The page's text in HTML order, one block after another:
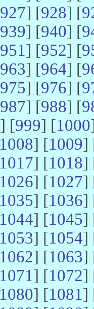
927] [928] [
939] [940] [
951] [952] [
963] [964] [
975] [976] [
987] [988] [
] [999] [1000
1008] [1009]
1017] [1018]
1026] [1027]
1035] [1036]
1044] [1045]
1053] [1054]
1062] [1063]
1071] [1072]
1080] [1081]